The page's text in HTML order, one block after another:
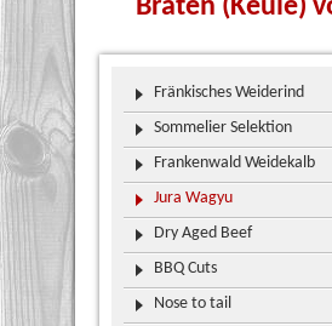
Braten (Keule)
Fränkisches Weiderind
Sommelier Selektion
Frankenwald Weidekalb
Jura Wagyu
Dry Aged Beef
BBQ Cuts
Nose to tail